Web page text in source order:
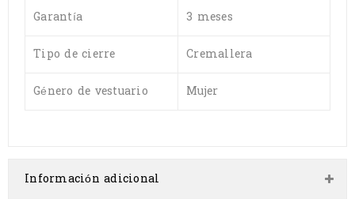
Garantía
3 meses
Tipo de cierre
Cremallera
Género de vestuario
Mujer
Información adicional